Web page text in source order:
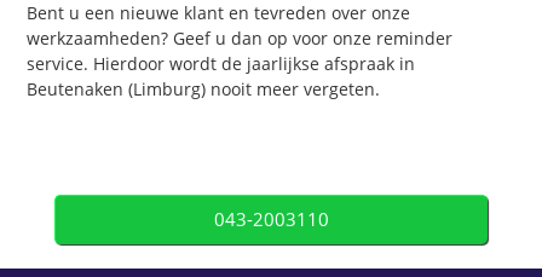
Bent u een nieuwe klant en tevreden over onze
werkzaamheden? Geef u dan op voor onze reminder
service. Hierdoor wordt de jaarlijkse afspraak in
Beutenaken (Limburg) nooit meer vergeten.
043-2003110